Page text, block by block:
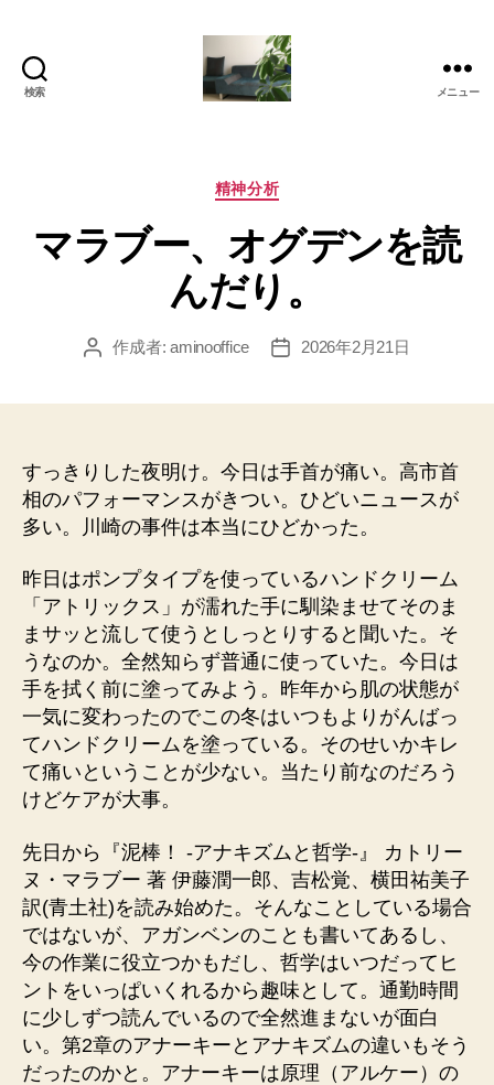
検索
美
か
も
と
あ
の
ロ
メニュー
カ
ゴ
リ
ー
精神分析
マラブー、オグデンを読
んだり。
投
作成者:aminooffice
投
2026年2月21日
すっきりした夜明け。今日は手首が痛い。高市首
相のパフォーマンスがきつい。ひどいニュースが
多い。川崎の事件は本当にひどかった。
昨日はポンプタイプを使っているハンドクリーム
「アトリックス」が濡れた手に馴染ませてそのま
まサッと流して使うとしっとりすると聞いた。そ
うなのか。全然知らず普通に使っていた。今日は
手を拭く前に塗ってみよう。昨年から肌の状態が
一気に変わったのでこの冬はいつもよりがんばっ
てハンドクリームを塗っている。そのせいかキレ
て痛いということが少ない。当たり前なのだろう
けどケアが大事。
先日から『泥棒！ -アナキズムと哲学-』 カトリー
ヌ・マラブー 著 伊藤潤一郎、吉松覚、横田祐美子
訳(青土社)を読み始めた。そんなことしている場合
ではないが、アガンベンのことも書いてあるし、
今の作業に役立つかもだし、哲学はいつだってヒ
ントをいっぱいくれるから趣味として。通勤時間
に少しずつ読んでいるので全然進まないが面白
い。第2章のアナーキーとアナキズムの違いもそう
だったのかと。アナーキーは原理（アルケー）の